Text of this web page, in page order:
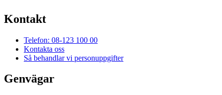
Kontakt
Telefon: 08-123 100 00
Kontakta oss
Så behandlar vi personuppgifter
Genvägar